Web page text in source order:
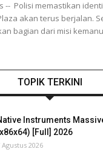
-- Polisi memastikan
akan terus berjalan.
bagian dari misi
TOPIK TERKINI
Instruments
[Full] 2026
Agustus 2026